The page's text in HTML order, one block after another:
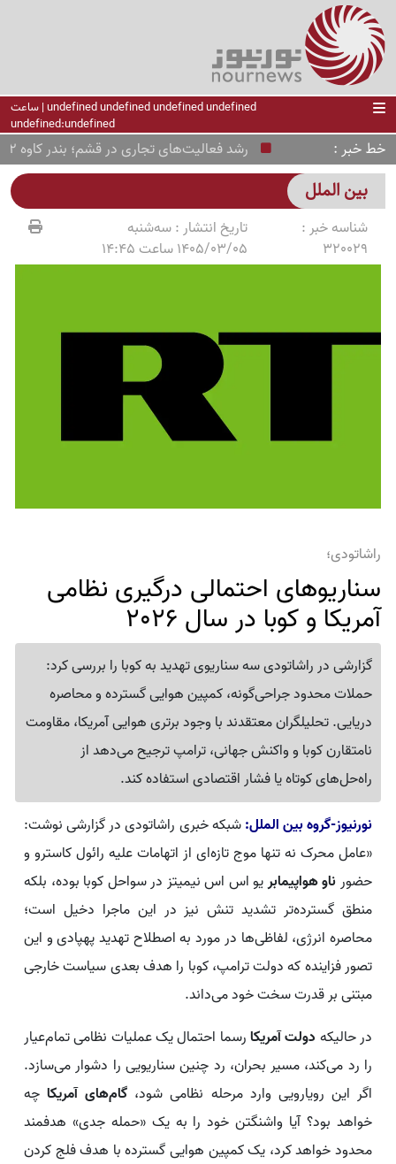
undefined undefined undefined undefined | ساعت
undefined:undefined
خط خبر رشد فعالیت‌های تجاری در قشم؛ بندر کاوه 22 هزار تن کالا تخلیه کرد
بین الملل
شناسه خبر :
320029
تاریخ انتشار :سه‌شنبه
1405/03/05 ساعت 14:45
راشاتودی؛
سناریوهای احتمالی درگیری نظامی
آمریکا و کوبا در سال 2026
گزارشی در راشاتودی سه سناریوی تهدید به کوبا را بررسی کرد:
حملات محدود جراحی‌گونه، کمپین هوایی گسترده و محاصره
دریایی. تحلیلگران معتقدند با وجود برتری هوایی آمریکا، مقاومت
نامتقارن کوبا و واکنش جهانی، ترامپ ترجیح می‌دهد از
راه‌حل‌های کوتاه یا فشار اقتصادی استفاده کند.
نورنیوز-گروه بین الملل:شبکه خبری راشاتودی در گزارشی نوشت:
«عامل محرک نه تنها موج تازه‌ای از اتهامات علیه رائول کاسترو و
حضورناو هواپیمابریو اس اس نیمیتز در سواحل کوبا بوده، بلکه
منطق گسترده‌تر تشدید تنش نیز در این ماجرا دخیل است؛
محاصره انرژی، لفاظی‌ها در مورد به اصطلاح تهدید پهپادی و این
تصور فزاینده که دولت ترامپ، کوبا را هدف بعدی سیاست خارجی
مبتنی بر قدرت سخت خود می‌داند.
در حالیکه دولت آمریکارسما احتمال یک عملیات نظامی تمام‌عیار
را رد می‌کند، مسیر بحران، رد چنین سناریویی را دشوار می‌سازد.
اگر این رویارویی وارد مرحله نظامی شود، گام‌های آمریکا چه
خواهد بود؟ آیا واشنگتن خود را به یک «حمله جدی» هدفمند
محدود خواهد کرد، یک کمپین هوایی گسترده با هدف فلج کردن